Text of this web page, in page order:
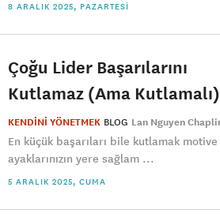
8 ARALIK 2025, PAZARTESI
Çoğu Lider Başarılarını
Kutlamaz (Ama Kutlamalı)
KENDİNİ YÖNETMEK BLOG Lan Nguyen
En küçük başarıları bile kutlamak motive
ayaklarınızın yere sağlam ...
5 ARALIK 2025, CUMA